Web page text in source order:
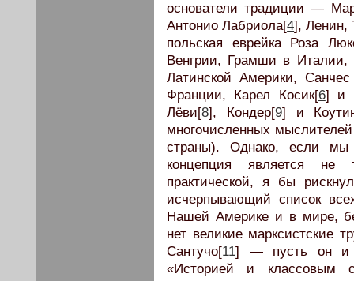
основатели традиции —
Антонио Лабриола[4], Ленин,
польская еврейка Роза
Венгрии, Грамши в
Латинской Америки, Санчес
Франции, Карел Косик[6] и
Лёви[8], Кондер[9] и
многочисленных
страны). Однако, если мы
концепция является не
практической, я бы
исчерпывающий список
Нашей Америке и в мире,
нет великие марксистские
Сантучо[11] — пусть он и
«Историей и классовым